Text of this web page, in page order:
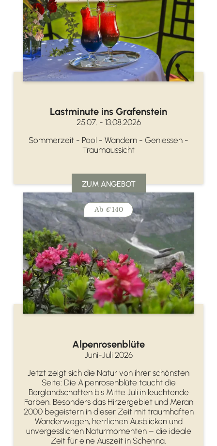
Lastminute ins Grafenstein
25.07. - 13.08.2026
Sommerzeit - Pool - Wandern - Geniessen -
Traumaussicht
ZUM ANGEBOT
Ab €140
Alpenrosenblüte
Juni-Juli 2026
Jetzt zeigt sich die Natur von ihrer schönsten
Seite: Die Alpenrosenblüte taucht die
Berglandschaften bis Mitte Juli in leuchtende
Farben. Besonders das Hirzergebiet und Meran
2000 begeistern in dieser Zeit mit traumhaften
Wanderwegen, herrlichen Ausblicken und
unvergesslichen Naturmomenten – die ideale
Zeit für eine Auszeit in Schenna.